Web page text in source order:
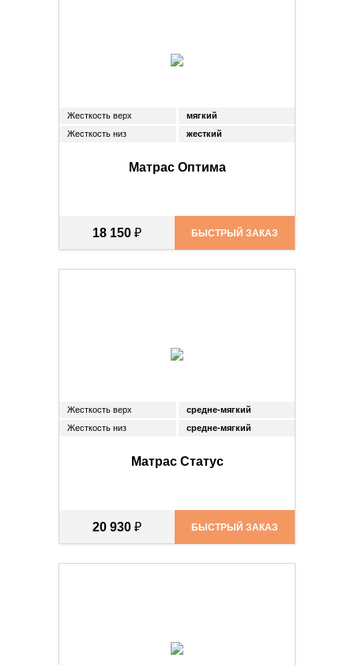
Жесткость верх
мягкий
Жесткость низ
жесткий
Матрас Оптима
18 150 ₽ БЫСТРЫЙ ЗАКАЗ
Жесткость верх
средне-мягкий
Жесткость низ
средне-мягкий
Матрас Статус
20 930 ₽ БЫСТРЫЙ ЗАКАЗ